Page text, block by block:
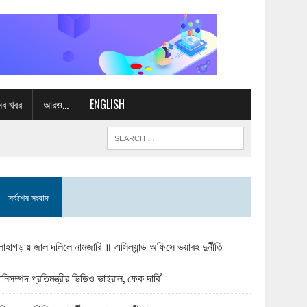
খবর আরও… ENGLISH
সর্বশেষ সংবাদ
জাল দলিলে নামজারি ॥ এসিল্যান্ড অফিসে ভয়াবহ দুর্নীতি
প্রতিমন্ত্রীর ভিডিও ভাইরাল, ফেক দাবি’